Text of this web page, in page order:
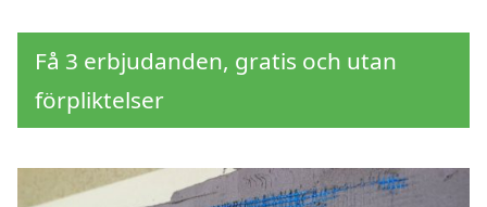
Få 3 erbjudanden, gratis och utan
förpliktelser